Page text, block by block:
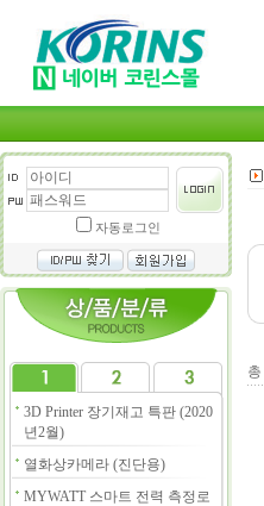
자동로그인
3D Printer 장기재고 특판 (2020
년2월)
열화상카메라 (진단용)
MYWATT 스마트 전력 측정로
총